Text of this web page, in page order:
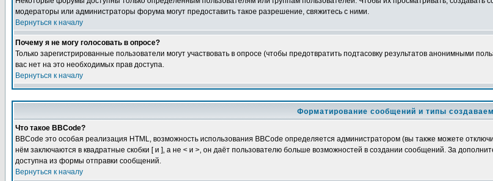
модераторы или администраторы форума могут предоставить такое разрешение, свяжитесь с ними.
Вернуться к началу
Почему я не могу голосовать в опросе?
Только зарегистрированные пользователи могут участвовать в опросе (чтобы предотвратить подтасовку результатов анонимными
вас нет на это необходимых прав доступа.
Вернуться к началу
Форматирование сообщений и типы
Что такое BBCode?
BBCode это особая реализация HTML, возможность использования BBCode определяется администратором (вы также можете
нём заключаются в квадратные скобки [ и ], а не < и >, он даёт пользователю больше возможностей в создании сообщений. За
доступна из формы отправки сообщений.
Вернуться к началу